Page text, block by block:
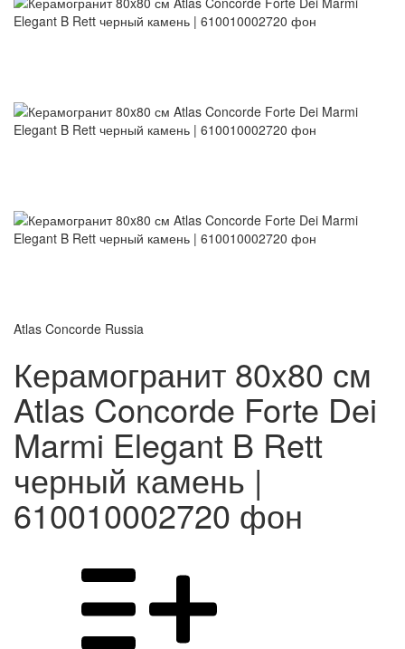
Atlas Concorde Russia
Керамогранит 80x80 см
Atlas Concorde Forte Dei
Marmi Elegant B Rett
черный камень |
610010002720 фон